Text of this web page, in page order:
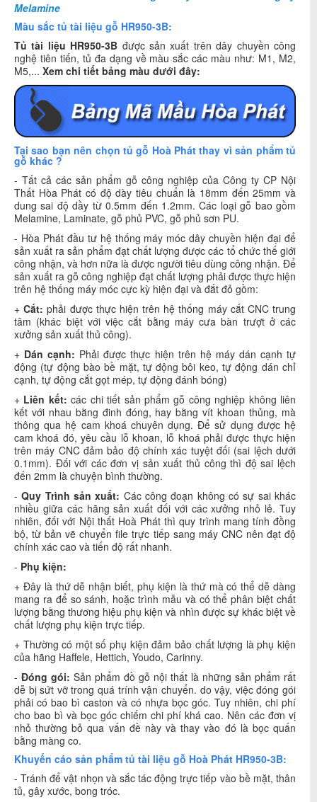
Melamine
Màu sắc tủ tài liệu gỗ HR950-3B:
Tủ tài liệu HR950-3B được sản xuất trên dây chuyền công
nghệ tiên tiến, tủ đa dạng về màu sắc các màu như: M1, M2,
M5,... Xem chi tiết bảng màu dưới đây:
Tại sao bạn nên chọn tủ gỗ Hoà Phát thay vì sản phẩm tủ
gỗ khác ?
- Tất cả các sản phẩm gỗ công nghiệp của Công ty CP Nội
Thất Hòa Phát có độ dày tiêu chuẩn là 18mm đến 25mm và
dung sai độ dầy từ 0.5mm đến 1.2mm. Các loại gỗ bao gồm
Melamine, Laminate, gỗ phủ PVC, gỗ phủ sơn PU.
- Hòa Phát đầu tư hệ thống máy móc dây chuyền hiện đại để
sản xuất ra sản phẩm đạt chất lượng được các tổ chức thế giới
công nhận, và hơn nữa là được người tiêu dùng công nhận. Để
sản xuất ra gỗ công nghiệp đạt chất lượng phải được thực hiện
trên hệ thống máy móc cực kỳ hiện đại và đắt đỏ gồm:
+Cắt: phải được thực hiện trên hệ thống máy cắt CNC trung
tâm (khác biệt với việc cắt bằng máy cưa bàn trượt ở các
xưởng sản xuất thủ công).
+ Dán cạnh: Phải được thực hiện trên hệ máy dán cạnh tự
động (tự động bào bề mặt, tự động bôi keo, tự động dán chỉ
cạnh, tự động cắt gọt mép, tự động đánh bóng)
+ Liên kết: các chi tiết sản phẩm gỗ công nghiệp không liên
kết với nhau bằng đinh đóng, hay bằng vít khoan thủng, mà
thông qua hệ cam khoá chuyên dụng. Để sử dụng được hệ
cam khoá đó, yêu cầu lỗ khoan, lỗ khoá phải được thực hiện
trên máy CNC đảm bảo độ chính xác tuyệt đối (sai lệch dưới
0.1mm). Đối với các đơn vị sản xuất thủ công thì độ sai lệch
đến 2mm là chuyện bình thường.
-Quy Trình sản xuất: Các công đoạn không có sự sai khác
nhiều giữa các hãng sản xuất đối với các xưởng nhỏ lẻ. Tuy
nhiên, đối với Nội thất Hoà Phát thì quy trình mang tính đồng
bộ, từ bản vẽ chuyển file trực tiếp sang máy CNC nên đạt độ
chính xác cao và tiến độ rất nhanh.
- Phụ kiện:
+ Đây là thứ dễ nhận biết, phụ kiện là thứ mà có thể dễ dàng
mang ra để so sánh, hoặc trình mẫu và có thể phân biệt chất
lượng bằng thương hiệu phụ kiện và nhìn được sự khác biệt về
chất lượng phụ kiện trực tiếp.
+ Thường có một số phụ kiện đảm bảo chất lượng là phụ kiện
của hãng Haffele, Hettich, Youdo, Carinny.
- Đóng gói: Sản phẩm đồ gỗ nội thất là những sản phẩm rất
dễ bị sứt vỡ trong quá trính vận chuyển. do vậy, việc đóng gói
phải có bao bì caston và có nhựa bọc góc. Tuy nhiên, chi phí
cho bao bì và bọc góc chiếm chi phí khá cao. Nên các đơn vị
nhỏ thường bỏ qua vấn đề này và thay vào đó là bọc quấn
bằng màng co.
Khuyến cáo sản phẩm tủ tài liệu gỗ Hoà Phát HR950-3B:
- Tránh để vật nhọn và sắc tác động trực tiếp vào bề mặt, thân
tủ, gây xước, bong tróc.